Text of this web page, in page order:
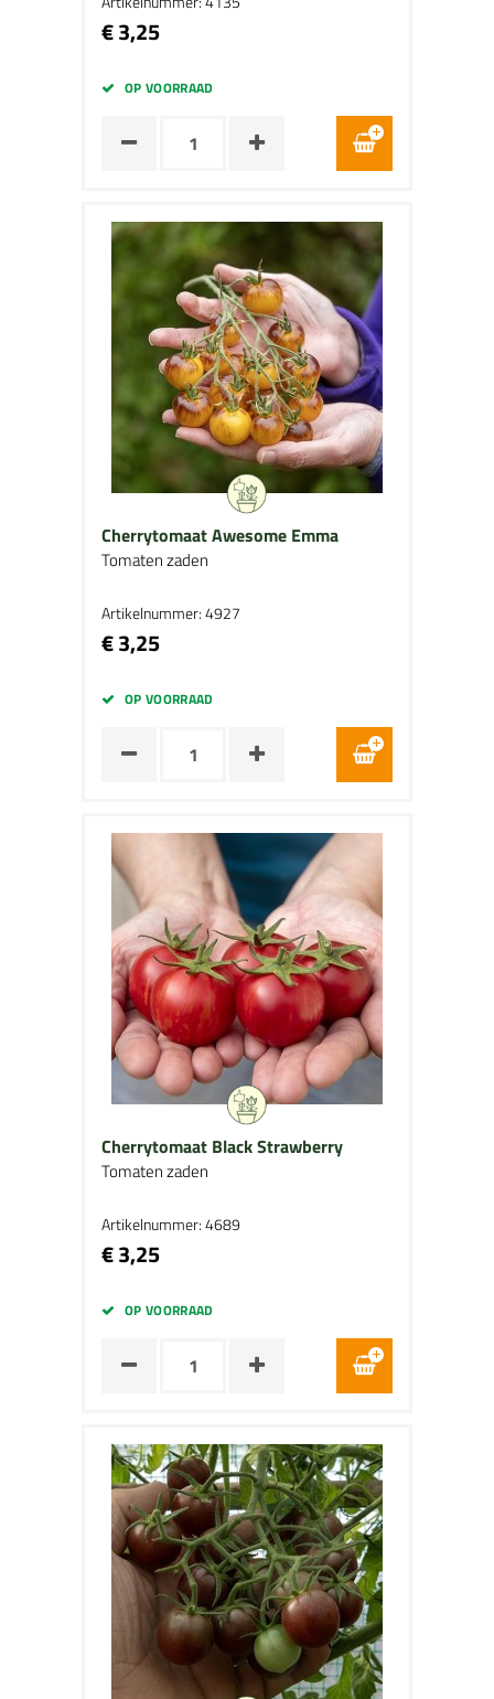
€ 3,25
OP VOORRAAD
Cherrytomaat Awesome Emma
Tomaten zaden
Artikelnummer: 4927
€ 3,25
OP VOORRAAD
Cherrytomaat Black Strawberry
Tomaten zaden
Artikelnummer: 4689
€ 3,25
OP VOORRAAD